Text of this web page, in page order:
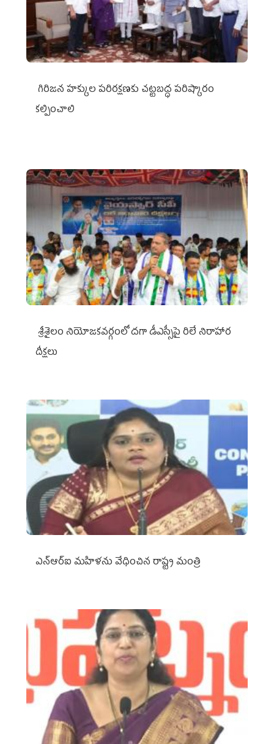
గిరిజన హక్కుల పరిరక్షణకు చట్టబద్ధ పరిష్కారం
కల్పించాలి
శ్రీశైలం నియోజకవర్గంలో దగా డీఎస్సీపై రిలే నిరాహార
దీక్షలు
ఎన్‌ఆర్‌ఐ మహిళను వేధించిన రాష్ట్ర మంత్రి